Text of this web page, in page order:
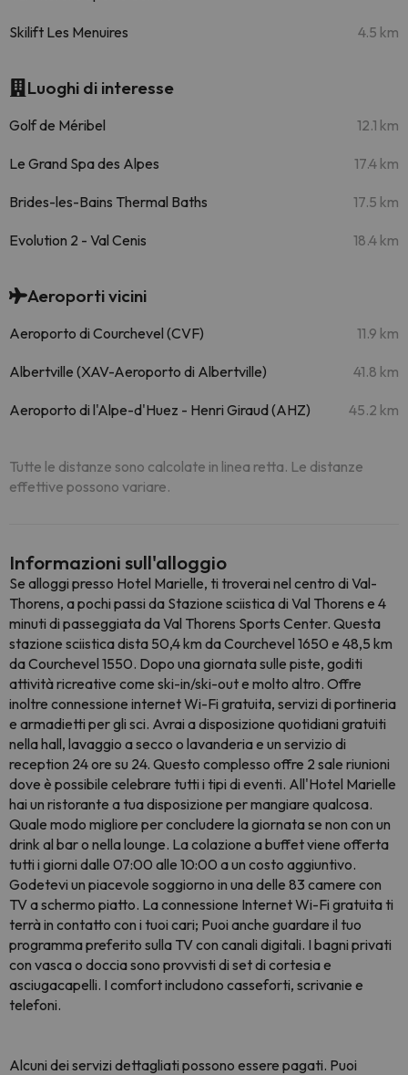
Skilift Les Menuires 4.5 km
Luoghi di interesse
Golf de Méribel 12.1 km
Le Grand Spa des Alpes 17.4 km
Brides-les-Bains Thermal Baths 17.5 km
Evolution 2 - Val Cenis 18.4 km
Aeroporti vicini
Aeroporto di Courchevel (CVF) 11.9 km
Albertville (XAV-Aeroporto di Albertville) 41.8 km
Aeroporto di l'Alpe-d'Huez - Henri Giraud (AHZ) 45.2 km
Tutte le distanze sono calcolate in linea retta. Le distanze
effettive possono variare.
Informazioni sull'alloggio
Se alloggi presso Hotel Marielle, ti troverai nel centro di Val-
Thorens, a pochi passi da Stazione sciistica di Val Thorens e 4
minuti di passeggiata da Val Thorens Sports Center. Questa
stazione sciistica dista 50,4 km da Courchevel 1650 e 48,5 km
da Courchevel 1550. Dopo una giornata sulle piste, goditi
attività ricreative come ski-in/ski-out e molto altro. Offre
inoltre connessione internet Wi-Fi gratuita, servizi di portineria
e armadietti per gli sci. Avrai a disposizione quotidiani gratuiti
nella hall, lavaggio a secco o lavanderia e un servizio di
reception 24 ore su 24. Questo complesso offre 2 sale riunioni
dove è possibile celebrare tutti i tipi di eventi. All'Hotel Marielle
hai un ristorante a tua disposizione per mangiare qualcosa.
Quale modo migliore per concludere la giornata se non con un
drink al bar o nella lounge. La colazione a buffet viene offerta
tutti i giorni dalle 07:00 alle 10:00 a un costo aggiuntivo.
Godetevi un piacevole soggiorno in una delle 83 camere con
TV a schermo piatto. La connessione Internet Wi-Fi gratuita ti
terrà in contatto con i tuoi cari; Puoi anche guardare il tuo
programma preferito sulla TV con canali digitali. I bagni privati
con vasca o doccia sono provvisti di set di cortesia e
asciugacapelli. I comfort includono casseforti, scrivanie e
telefoni.
Alcuni dei servizi dettagliati possono essere pagati. Puoi